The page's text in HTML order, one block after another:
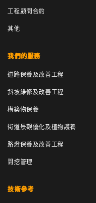
工程顧問合約
其他
我們的服務
道路保養及改善工程
斜坡維修及改善工程
構築物保養
街道景觀優化及植物護養
路燈保養及改善工程
開挖管理
技術參考